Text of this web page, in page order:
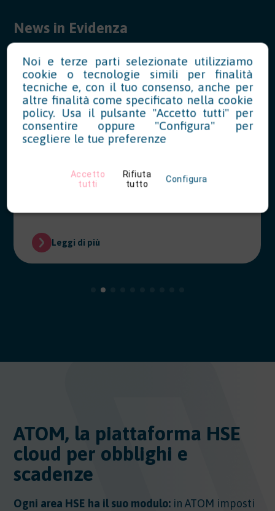
News in Evidenza
Modello OT23 2027: riduzione del
tasso INAIL per prevenzione
07/28/2026
Le aziende che hanno realizzato
richiedere la riduzione del tasso INAIL
entro il 28 febbraio 2027.
Leggi di più
ATOM, la piattaforma HSE
cloud per obblighi e
scadenze
Ogni area HSE ha il suo modulo: in ATOM imposti
Noi e terze parti selezionate utilizziamo
cookie o tecnologie simili per finalità
tecniche e, con il tuo consenso, anche per
altre finalità come specificato nella cookie
policy. Usa il pulsante "Accetto tutti" per
consentire oppure "Configura" per
scegliere le tue preferenze
Accetto
tutti
Rifiuta
tutto
Configura